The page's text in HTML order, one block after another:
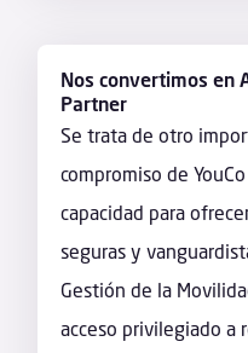
Nos convertimos en
Partner
Se trata de otro
compromiso de
capacidad para
seguras y
Gestión de la
acceso privilegiado a